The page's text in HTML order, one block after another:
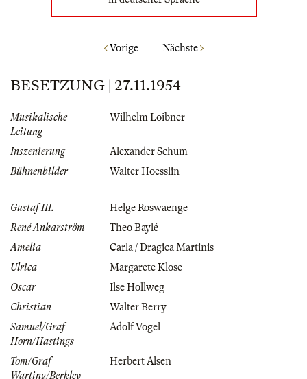
Vorige Nächste
BESETZUNG | 27.11.1954
Musikalische
Leitung
Wilhelm Loibner
Inszenierung
Alexander Schum
Bühnenbilder
Walter Hoesslin
Gustaf III.
Helge Roswaenge
René Ankarström
Theo Baylé
Amelia
Carla / Dragica Martinis
Ulrica
Margarete Klose
Oscar
Ilse Hollweg
Christian
Walter Berry
Samuel/Graf
Horn/Hastings
Adolf Vogel
Tom/Graf
Warting/Berkley
Herbert Alsen